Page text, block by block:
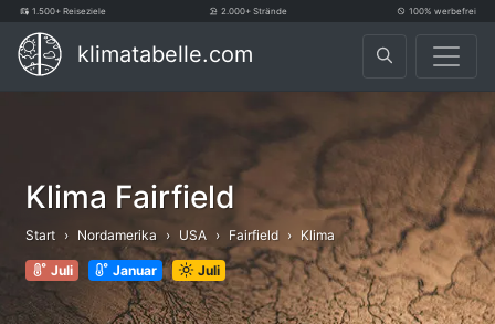
1.500+ Reiseziele 2.000+ Strände 100% werbefrei
klimatabelle.com
Klima Fairfield
Start Nordamerika USA Fairfield Klima
Juli Januar Juli